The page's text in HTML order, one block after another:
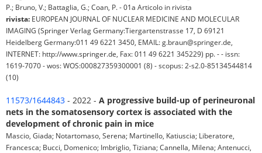
P.; Bruno, V.; Battaglia, G.; Coan, P. - 01a Articolo in rivista
rivista: EUROPEAN JOURNAL OF NUCLEAR MEDICINE AND MOLECULAR
IMAGING (Springer Verlag Germany:Tiergartenstrasse 17, D 69121
Heidelberg Germany:011 49 6221 3450, EMAIL: g.braun@springer.de,
INTERNET: http://www.springer.de, Fax: 011 49 6221 345229) pp. - - issn:
1619-7070 - wos: WOS:000827359300001 (8) - scopus: 2-s2.0-85134544814
(10)
11573/1644843 - 2022 - A progressive build-up of perineuronal
nets in the somatosensory cortex is associated with the
development of chronic pain in mice
Mascio, Giada; Notartomaso, Serena; Martinello, Katiuscia; Liberatore,
Francesca; Bucci, Domenico; Imbriglio, Tiziana; Cannella, Milena; Antenucci,